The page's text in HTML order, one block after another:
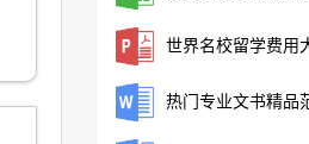
世界名校留学费用
热门专业文书精品